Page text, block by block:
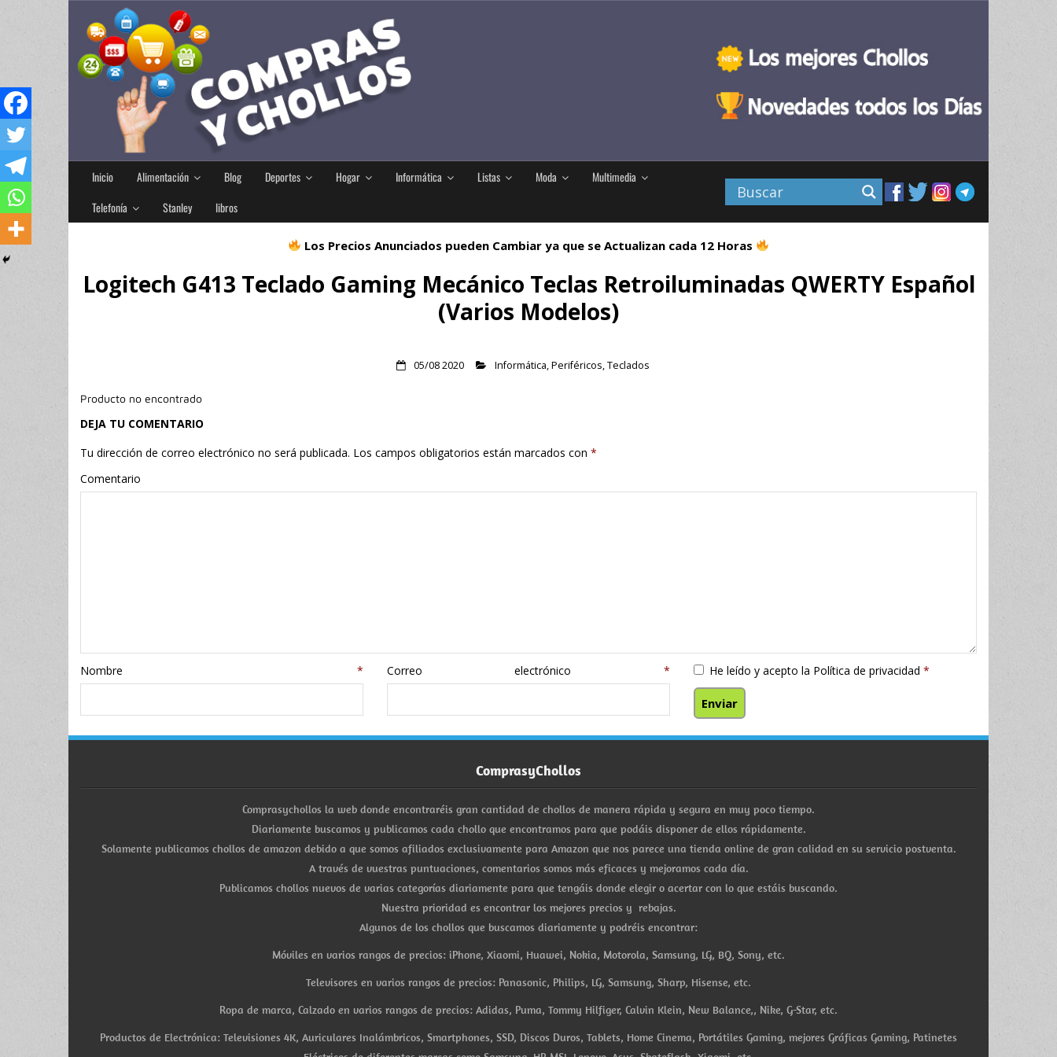
Inicio Alimentación Blog Deportes Hogar Informática Listas Moda
Multimedia
Telefonía
Stanley libros
Los Precios Anunciados pueden Cambiar ya que se Actualizan cada 12 Horas
Logitech G413 Teclado Gaming Mecánico Teclas Retroiluminadas QWERTY Español
(Varios Modelos)
05/08 2020 Informática,Periféricos,Teclados
Producto no encontrado
DEJA TU COMENTARIO
Tu dirección de correo electrónico no será publicada. Los campos obligatorios están marcados con *
Comentario
Nombre* Correo electrónico* He leído y acepto la Política de privacidad *
ComprasyChollos
Comprasychollos la web donde encontraréis gran cantidad de chollos de manera rápida y segura en muy poco tiempo.
Diariamente buscamos y publicamos cada chollo que encontramos para que podáis disponer de ellos rápidamente.
Solamente publicamos chollos de amazon debido a que somos afiliados exclusivamente para Amazon que nos parece una tienda online de gran calidad en su servicio postventa.
A través de vuestras puntuaciones, comentarios somos más eficaces y mejoramos cada día.
Publicamos chollos nuevos de varias categorías diariamente para que tengáis donde elegir o acertar con lo que estáis buscando.
Nuestra prioridad es encontrar los mejores precios y rebajas.
Algunos de los chollos que buscamos diariamente y podréis encontrar:
Móviles en varios rangos de precios: iPhone, Xiaomi, Huawei, Nokia, Motorola, Samsung, LG, BQ, Sony, etc.
Televisores en varios rangos de precios: Panasonic, Philips, LG, Samsung, Sharp, Hisense, etc.
Ropa de marca, Calzado en varios rangos de precios: Adidas, Puma, Tommy Hilfiger, Calvin Klein, New Balance,, Nike, G-Star, etc.
Productos de Electrónica: Televisiones 4K, Auriculares Inalámbricos, Smartphones, SSD, Discos Duros, Tablets, Home Cinema, Portátiles Gaming, mejores Gráficas Gaming, Patinetes